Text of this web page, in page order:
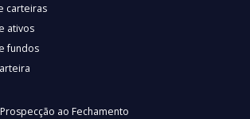
carteiras
ativos
fundos
ao Fechamento